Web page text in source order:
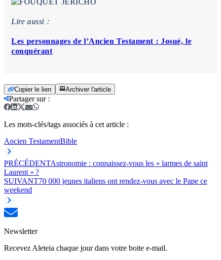
Lire aussi :
Les personnages de l’Ancien Testament : Josué, le
conquérant
Copier le lien Archiver l'article
Partager sur:
Les mots-clés/tags associés à cet article :
Ancien TestamentBible
PRÉCÉDENTAstronomie : connaissez-vous les « larmes de saint
Laurent » ?
SUIVANT70 000 jeunes italiens ont rendez-vous avec le Pape ce
weekend
Newsletter
Recevez Aleteia chaque jour dans votre boite e-mail.